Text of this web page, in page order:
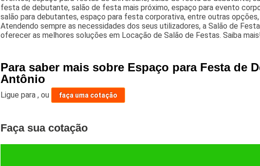
festa de debutante, salão de festa mais próximo, espaço para evento
salão para debutantes, espaço para festa corporativa, entre outras
Atendendo sempre as necessidades dos seus utilizadores, a Salão de
oferecer as melhores soluções em Locação de Salão de Festas. Saiba
Para saber mais sobre Espaço para Festa de
Antônio
Ligue para,ou faça uma cotação
Faça sua cotação